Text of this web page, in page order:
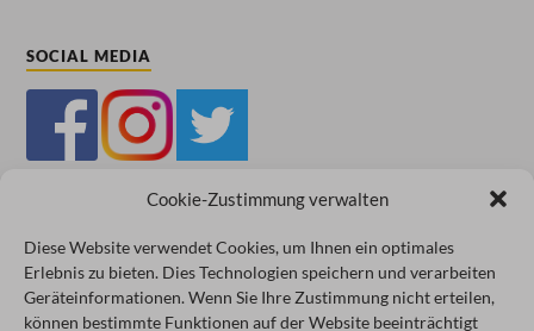
Cookie-Zustimmung verwalten
Diese Website verwendet Cookies, um Ihnen ein optimales
Erlebnis zu bieten. Dies Technologien speichern und verarbeiten
Geräteinformationen. Wenn Sie Ihre Zustimmung nicht erteilen,
können bestimmte Funktionen auf der Website beeinträchtigt
SOCIAL MEDIA
Impressum Datenschutz Cookie-Richtlinie (EU) AGB